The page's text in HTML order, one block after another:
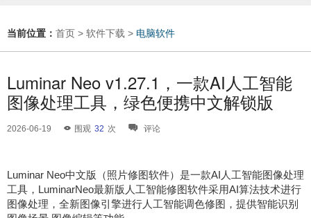
当前位置： 首页 > 软件下载 > 电脑软件
Luminar Neo v1.27.1，一款AI人工智能
图像处理工具，绿色便携中文解锁版
2026-06-19 围观 32 次 评论
Luminar Neo中文版（照片修图软件）是一款AI人工智能图像处理
工具，LuminarNeo最新版人工智能修图软件采用AI算法技术进行
图像处理，全新图像引擎进行人工智能调色修图，提供智能识别